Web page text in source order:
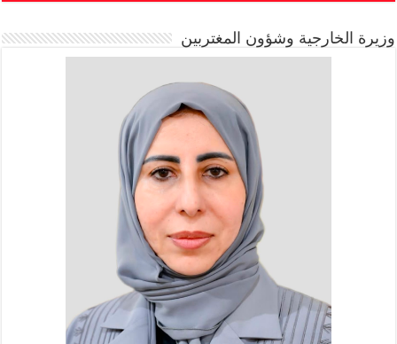
وزيرة الخارجية وشؤون المغتربين